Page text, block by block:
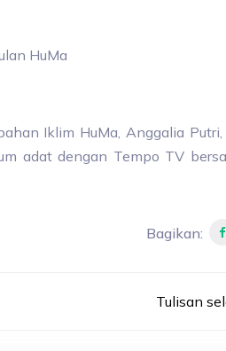
HuMa
Iklim HuMa, Anggalia Putri,
adat dengan Tempo TV
Bagikan:
Tulisan